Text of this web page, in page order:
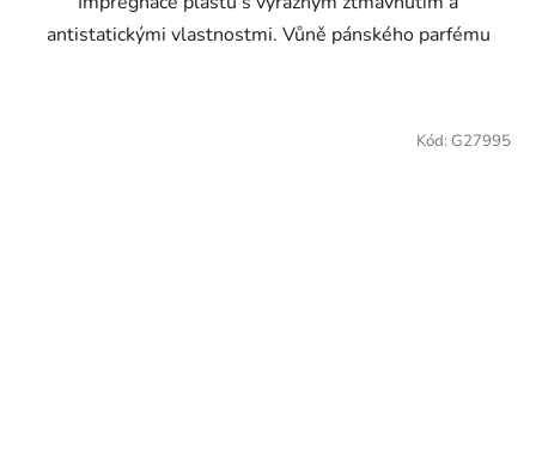
antistatickými vlastnostmi. Vůně pánského parfému
Kód: G27995